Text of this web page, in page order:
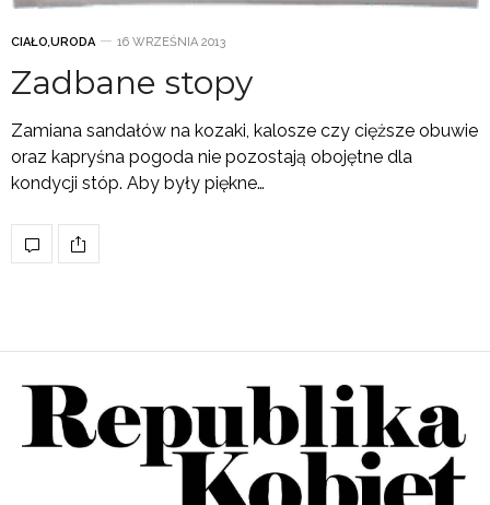
CIAŁO,URODA 16 WRZEŚNIA 2013
Zadbane stopy
Zamiana sandałów na kozaki, kalosze czy cięższe obuwie
oraz kapryśna pogoda nie pozostają obojętne dla
kondycji stóp. Aby były piękne…